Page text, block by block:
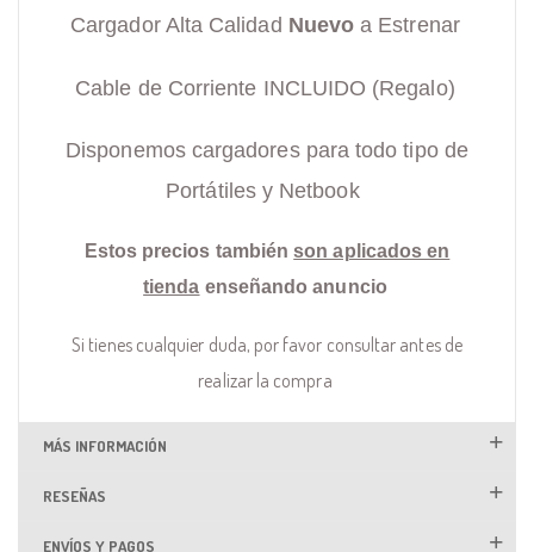
Cargador Alta Calidad Nuevo a Estrenar
Cable de Corriente INCLUIDO (Regalo)
Disponemos cargadores para todo tipo de
Portátiles y Netbook
Estos precios también son aplicados en
tienda enseñando anuncio
Si tienes cualquier duda, por favor consultar antes de
realizar la compra
MÁS INFORMACIÓN
RESEÑAS
ENVÍOS Y PAGOS